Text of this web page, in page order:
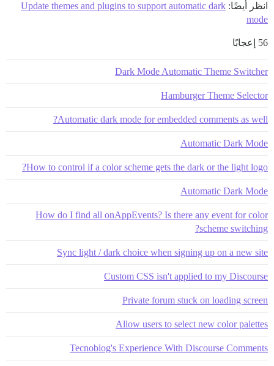
انظر أيضًا: Update themes and plugins to support automatic dark
mode
56 إعجابًا
Dark Mode Automatic Theme Switcher
Hamburger Theme Selector
Automatic dark mode for embedded comments as well?
Automatic Dark Mode
How to control if a color scheme gets the dark or the light logo?
Automatic Dark Mode
How do I find all onAppEvents? Is there any event for color
scheme switching?
Sync light / dark choice when signing up on a new site
Custom CSS isn't applied to my Discourse
Private forum stuck on loading screen
Allow users to select new color palettes
Tecnoblog's Experience With Discourse Comments